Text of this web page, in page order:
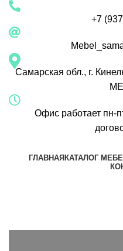
+7
Самарская обл., г.
Офис работает пн-
ГЛАВНАЯ КАТАЛОГ